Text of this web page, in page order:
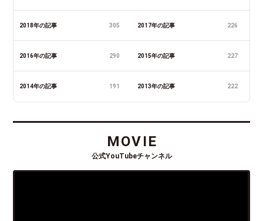
2018年の記事 305 2017年の記事 226
2016年の記事 290 2015年の記事 227
2014年の記事 191 2013年の記事 222
MOVIE
公式YouTubeチャンネル